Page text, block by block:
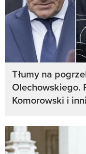
Tłumy na
Olechowskiego.
Komorowski i inni